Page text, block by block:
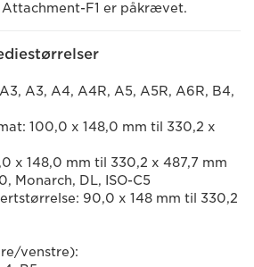
F1 er påkrævet.
A3, A4, A4R, A5, A5R, A6R, B4,
100,0 x 148,0 mm til 330,2 x
x 148,0 mm til 330,2 x 487,7 mm
Monarch, DL, ISO-C5
90,0 x 148 mm til 330,2
venstre):